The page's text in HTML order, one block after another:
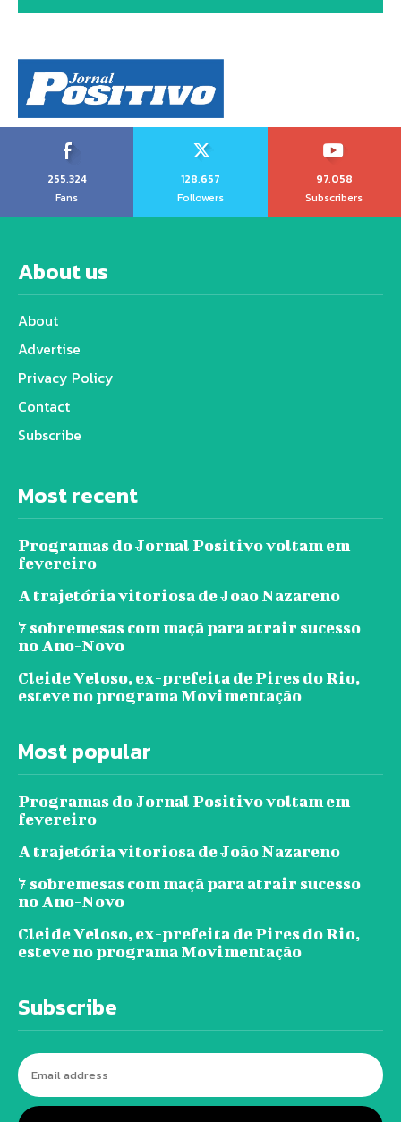
255,324
Fans
128,657
Followers
97,058
Subscribers
About us
About
Advertise
Privacy Policy
Contact
Subscribe
Most recent
Programas do Jornal Positivo voltam em
fevereiro
A trajetória vitoriosa de João Nazareno
7 sobremesas com maçã para atrair sucesso
no Ano-Novo
Cleide Veloso, ex-prefeita de Pires do Rio,
esteve no programa Movimentação
Most popular
Programas do Jornal Positivo voltam em
fevereiro
A trajetória vitoriosa de João Nazareno
7 sobremesas com maçã para atrair sucesso
no Ano-Novo
Cleide Veloso, ex-prefeita de Pires do Rio,
esteve no programa Movimentação
Subscribe